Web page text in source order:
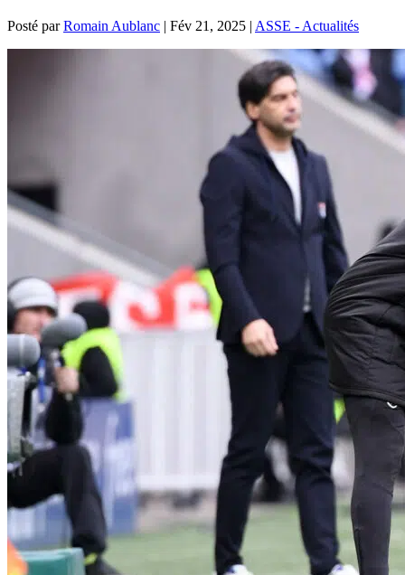
Posté parRomain Aublanc | Fév 21, 2025 | ASSE - Actualités